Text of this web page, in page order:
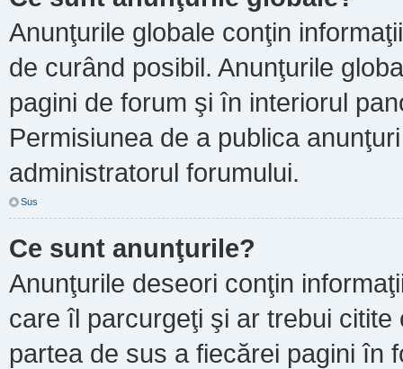
Anunţurile globale conţin
de curând posibil. Anunţurile
pagini de forum şi în interiorul
Permisiunea de a publica
administratorul forumului.
Sus
Ce sunt anunţurile?
Anunţurile deseori conţin
care îl parcurgeţi şi ar trebui
partea de sus a fiecărei pagini în